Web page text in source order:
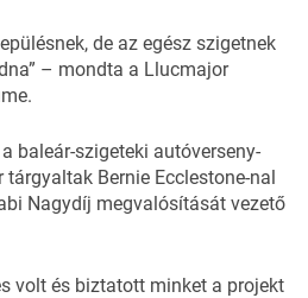
de az egész szigetnek
– mondta a Llucmajor
baleár-szigeteki autóverseny-
Bernie Ecclestone-nal
Nagydíj megvalósítását vezető
volt és biztatott minket a projekt